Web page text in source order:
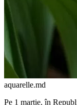
aquarelle.md
Pe 1 martie, în